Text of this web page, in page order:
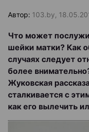
Автор: 103.by,
Что может
шейки матки? Как
случаях следует
более
Жуковская
сталкивается с
как его вылечить